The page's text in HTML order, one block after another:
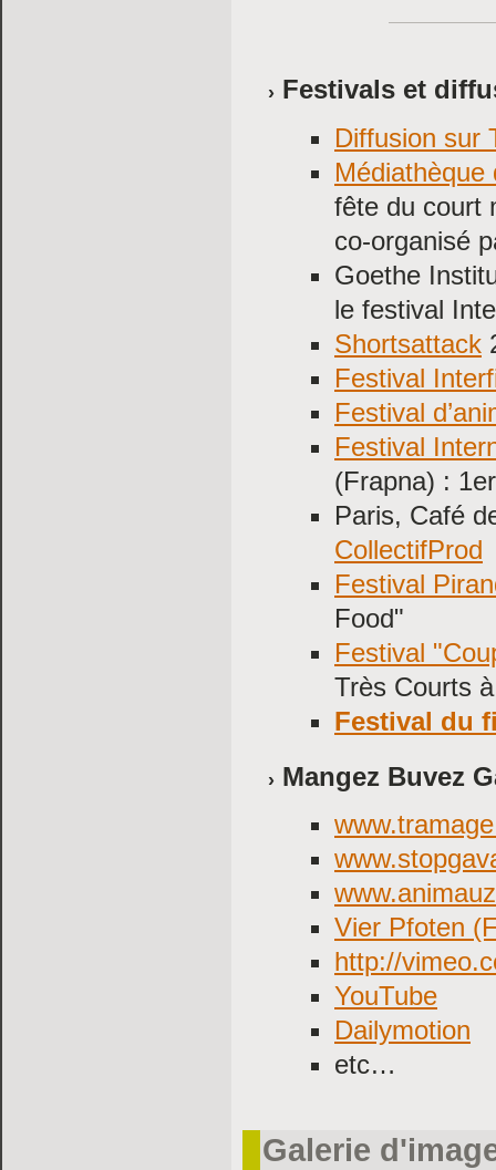
Festivals et
Diffusion sur
Médiathèque
fête du court
co-organisé
Goethe
le festival
Shortsattack
Festival
Festival
Festival
(Frapna) :
Paris, Café
CollectifProd
Festival
Food"
Festival
Très Courts
Festival du
Mangez Buvez
Vier Pfoten
http://
YouTube
Dailymotion
etc…
Galerie